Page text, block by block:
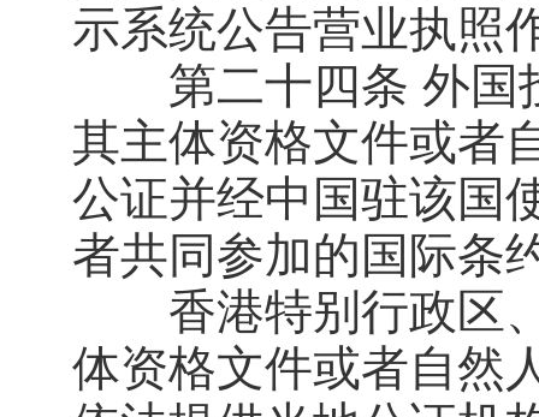
示系统公告营业执照
第二十四条 外国
其主体资格文件或者
公证并经中国驻该国
者共同参加的国际条
香港特别行政区、
体资格文件或者自然